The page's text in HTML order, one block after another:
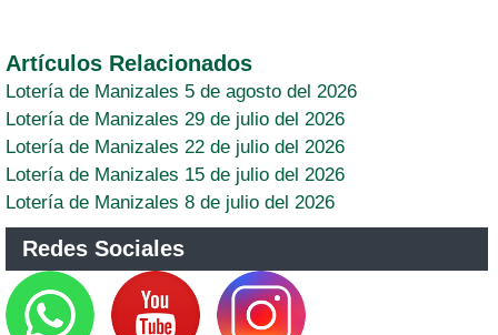
Artículos Relacionados
Lotería de Manizales 5 de agosto del 2026
Lotería de Manizales 29 de julio del 2026
Lotería de Manizales 22 de julio del 2026
Lotería de Manizales 15 de julio del 2026
Lotería de Manizales 8 de julio del 2026
Redes Sociales